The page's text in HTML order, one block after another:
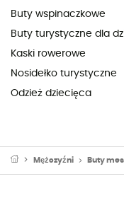
Buty wspinaczkowe
Buty turystyczne dla
Kaski rowerowe
Nosidełko turystyczne
Odzież dziecięca
Mężczyźni Buty